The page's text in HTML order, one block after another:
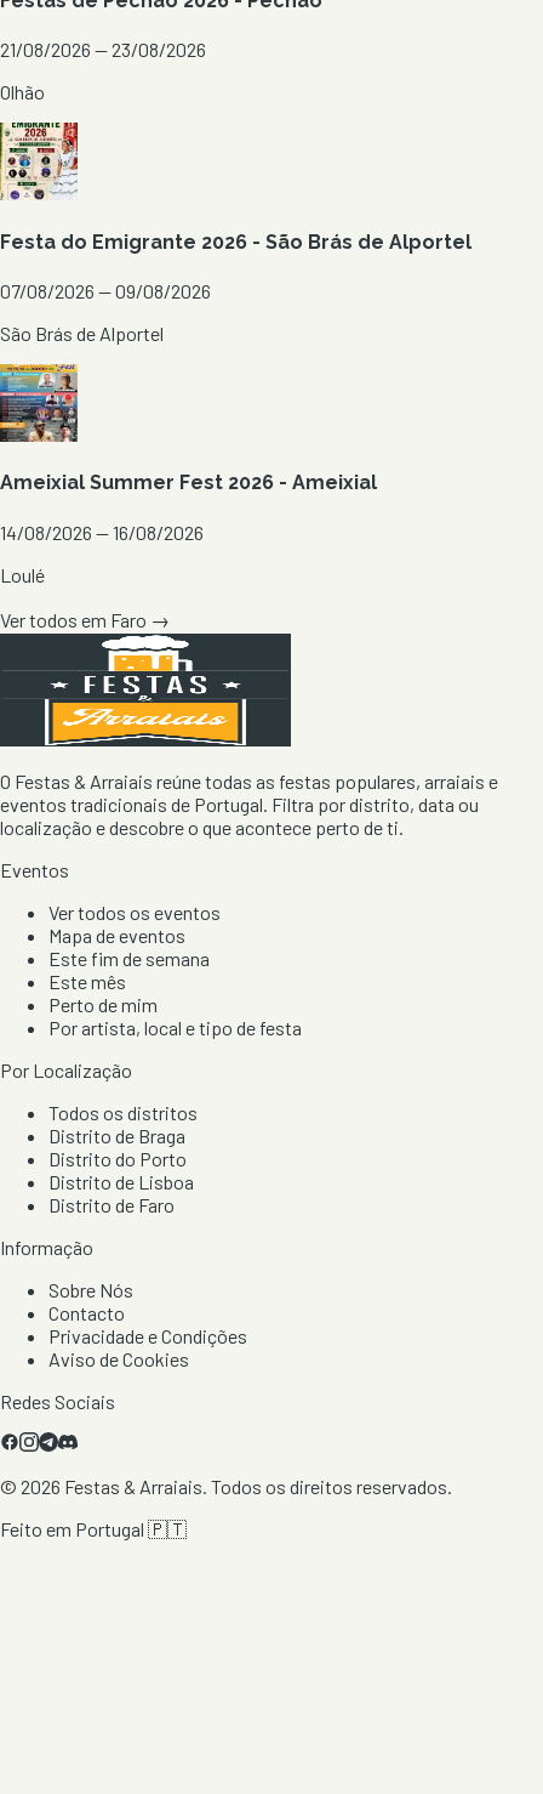
21/08/2026 — 23/08/2026
Olhão
Festa do Emigrante 2026 - São Brás de Alportel
07/08/2026 — 09/08/2026
São Brás de Alportel
Ameixial Summer Fest 2026 - Ameixial
14/08/2026 — 16/08/2026
Loulé
Ver todos em Faro →
O Festas & Arraiais reúne todas as festas populares, arraiais e
eventos tradicionais de Portugal. Filtra por distrito, data ou
localização e descobre o que acontece perto de ti.
Eventos
Ver todos os eventos
Mapa de eventos
Este fim de semana
Este mês
Perto de mim
Por artista, local e tipo de festa
Por Localização
Todos os distritos
Distrito de Braga
Distrito do Porto
Distrito de Lisboa
Distrito de Faro
Informação
Sobre Nós
Contacto
Privacidade e Condições
Aviso de Cookies
Redes Sociais
© 2026 Festas & Arraiais. Todos os direitos reservados.
Feito em Portugal 🇵🇹